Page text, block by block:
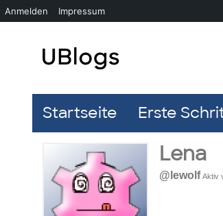
Startseite Erste
Lena
@lewolf Aktiv
Anmelden Impressum